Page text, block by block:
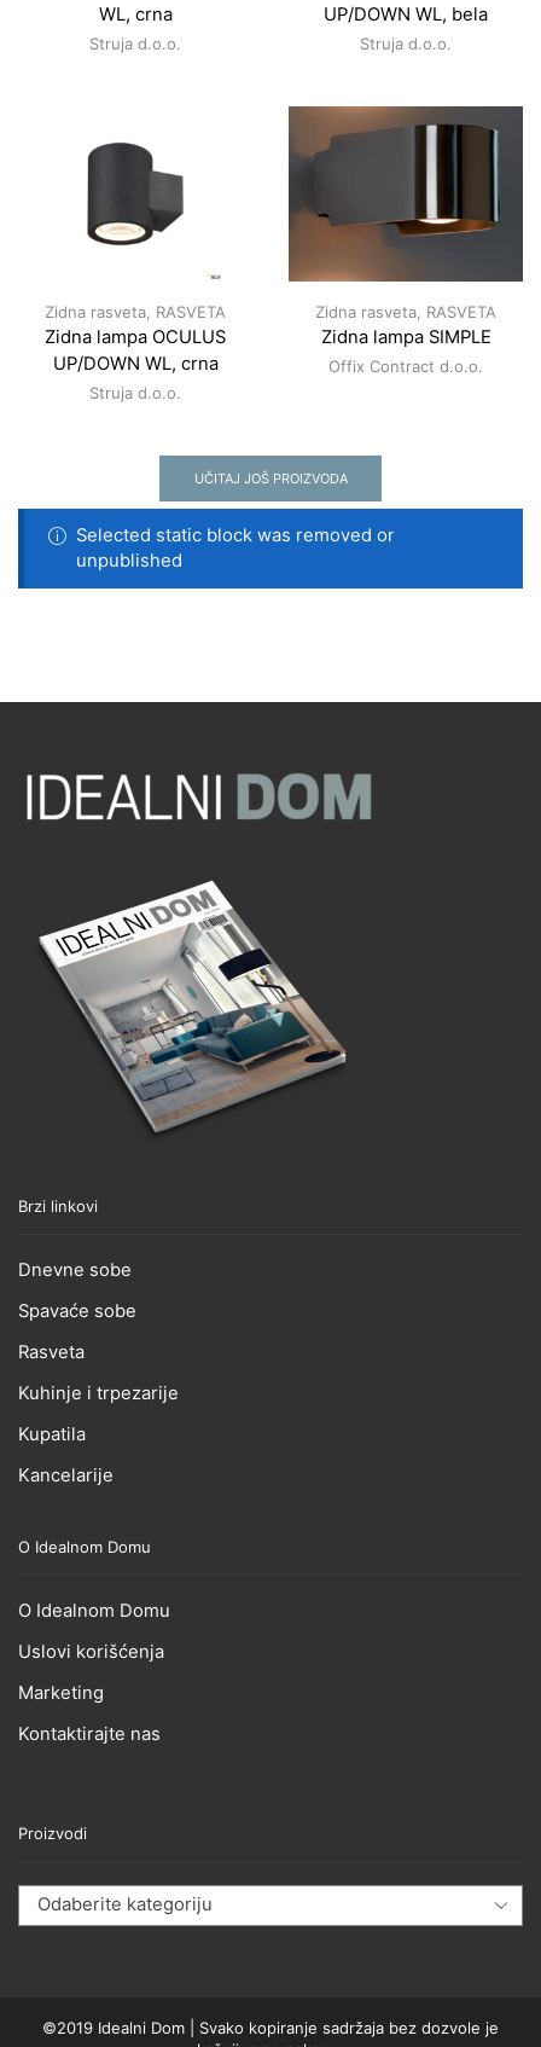
WL, crna
Struja d.o.o.
UP/DOWN WL, bela
Struja d.o.o.
Zidna rasveta, RASVETA
Zidna lampa OCULUS
UP/DOWN WL, crna
Struja d.o.o.
Zidna rasveta, RASVETA
Zidna lampa SIMPLE
Offix Contract d.o.o.
UČITAJ JOŠ PROIZVODA
Selected static block was removed or
unpublished
Brzi linkovi
Dnevne sobe
Spavaće sobe
Rasveta
Kuhinje i trpezarije
Kupatila
Kancelarije
O Idealnom Domu
O Idealnom Domu
Uslovi korišćenja
Marketing
Kontaktirajte nas
Proizvodi
Odaberite kategoriju
©2019 Idealni Dom | Svako kopiranje sadržaja bez dozvole je